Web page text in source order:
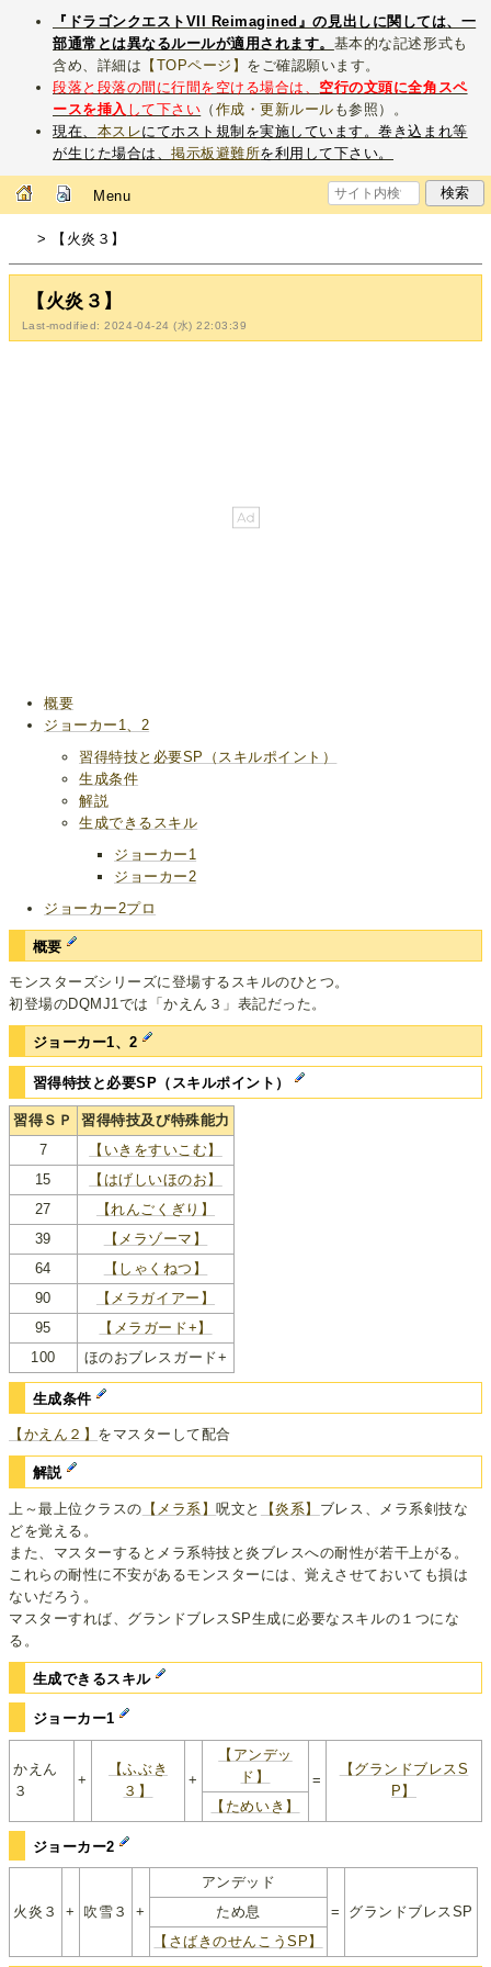
『ドラゴンクエストVII Reimagined』の見出しに関しては、一
部通常とは異なるルールが適用されます。 基本的な記述形式も
含め、詳細は 【TOPページ】 をご確認願います。
段落と段落の間に行間を空ける場合は、 空行の文頭に全角スペ
ースを挿入 して下さい （ 作成・更新ルール も参照）。
現在、 本スレにてホスト規制を実施しています。巻き込まれ等
が生じた場合は、掲示板避難所を利用して下さい。
Menu
> 【火炎３】
【火炎３】
Last-modified: 2024-04-24 (水) 22:03:39
概要
ジョーカー1、2
習得特技と必要SP（スキルポイント）
生成条件
解説
生成できるスキル
ジョーカー1
ジョーカー2
ジョーカー2プロ
概要
モンスターズシリーズに登場するスキルのひとつ。
初登場のDQMJ1では「かえん３」表記だった。
ジョーカー1、2
習得特技と必要SP（スキルポイント）
習得ＳＰ
習得特技及び特殊能力
7
【いきをすいこむ】
15
【はげしいほのお】
27
【れんごくぎり】
39
【メラゾーマ】
64
【しゃくねつ】
90
【メラガイアー】
95
【メラガード+】
100
ほのおブレスガード+
生成条件
【かえん２】 をマスターして配合
解説
上～最上位クラスの 【メラ系】呪文と 【炎系】 ブレス、メラ系剣技な
どを覚える。
また、マスターするとメラ系特技と炎ブレスへの耐性が若干上がる。
これらの耐性に不安があるモンスターには、覚えさせておいても損は
ないだろう。
マスターすれば、グランドブレスSP生成に必要なスキルの１つにな
る。
生成できるスキル
ジョーカー1
かえん
３
+
【ふぶき
３】
+
【アンデッ
ド】
=
【グランドブレスS
P】
【ためいき】
ジョーカー2
火炎３ + 吹雪３ +
アンデッド
=
グランドブレスSP
ため息
【さばきのせんこうSP】